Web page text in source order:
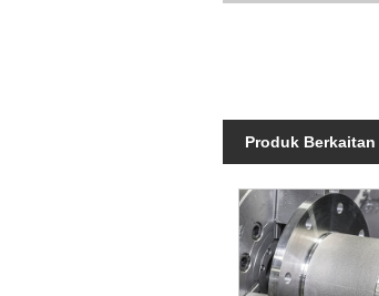
Produk Berkaitan